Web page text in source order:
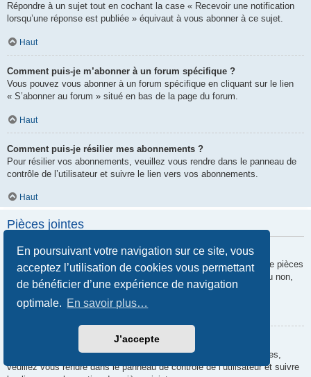
En poursuivant votre navigation sur ce site, vous
acceptez l’utilisation de cookies vous permettant
de bénéficier d’une expérience de navigation
optimale. En savoir plus…
J’accepte
Répondre à un sujet tout en cochant la case « Recevoir une notification
lorsqu’une réponse est publiée » équivaut à vous abonner à ce sujet.
Haut
Comment puis-je m’abonner à un forum spécifique ?
Vous pouvez vous abonner à un forum spécifique en cliquant sur le lien
« S’abonner au forum » situé en bas de la page du forum.
Haut
Comment puis-je résilier mes abonnements ?
Pour résilier vos abonnements, veuillez vous rendre dans le panneau de
contrôle de l’utilisateur et suivre le lien vers vos abonnements.
Haut
Pièces jointes
Quelles pièces jointes sont autorisées sur ce forum ?
Chaque administrateur peut autoriser ou interdire certains types de pièces
jointes. Si vous n’êtes pas certain de savoir ce qui est autorisé ou non,
nous vous invitons à contacter un administrateur du forum.
Comment puis-je retrouver toutes mes pièces jointes ?
Pour retrouver la liste des pièces jointes que vous avez transférées,
veuillez vous rendre dans le panneau de contrôle de l’utilisateur et suivre